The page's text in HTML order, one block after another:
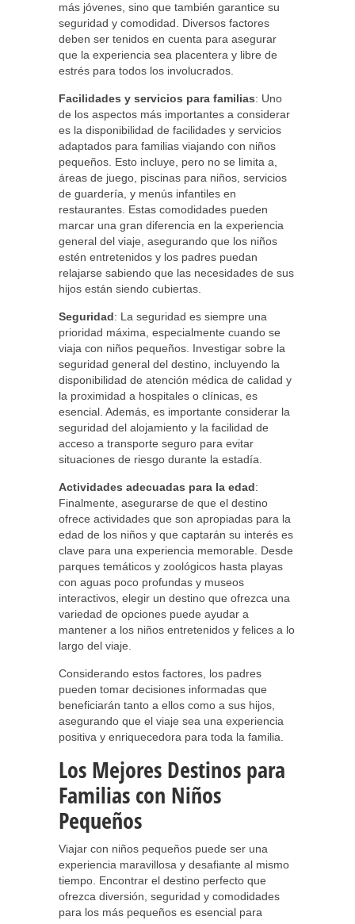
más jóvenes, sino que también garantice su
seguridad y comodidad. Diversos factores
deben ser tenidos en cuenta para asegurar
que la experiencia sea placentera y libre de
estrés para todos los involucrados.
Facilidades y servicios para familias: Uno
de los aspectos más importantes a considerar
es la disponibilidad de facilidades y servicios
adaptados para familias viajando con niños
pequeños. Esto incluye, pero no se limita a,
áreas de juego, piscinas para niños, servicios
de guardería, y menús infantiles en
restaurantes. Estas comodidades pueden
marcar una gran diferencia en la experiencia
general del viaje, asegurando que los niños
estén entretenidos y los padres puedan
relajarse sabiendo que las necesidades de sus
hijos están siendo cubiertas.
Seguridad: La seguridad es siempre una
prioridad máxima, especialmente cuando se
viaja con niños pequeños. Investigar sobre la
seguridad general del destino, incluyendo la
disponibilidad de atención médica de calidad y
la proximidad a hospitales o clínicas, es
esencial. Además, es importante considerar la
seguridad del alojamiento y la facilidad de
acceso a transporte seguro para evitar
situaciones de riesgo durante la estadía.
Actividades adecuadas para la edad:
Finalmente, asegurarse de que el destino
ofrece actividades que son apropiadas para la
edad de los niños y que captarán su interés es
clave para una experiencia memorable. Desde
parques temáticos y zoológicos hasta playas
con aguas poco profundas y museos
interactivos, elegir un destino que ofrezca una
variedad de opciones puede ayudar a
mantener a los niños entretenidos y felices a lo
largo del viaje.
Considerando estos factores, los padres
pueden tomar decisiones informadas que
beneficiarán tanto a ellos como a sus hijos,
asegurando que el viaje sea una experiencia
positiva y enriquecedora para toda la familia.
Los Mejores Destinos para
Familias con Niños
Pequeños
Viajar con niños pequeños puede ser una
experiencia maravillosa y desafiante al mismo
tiempo. Encontrar el destino perfecto que
ofrezca diversión, seguridad y comodidades
para los más pequeños es esencial para